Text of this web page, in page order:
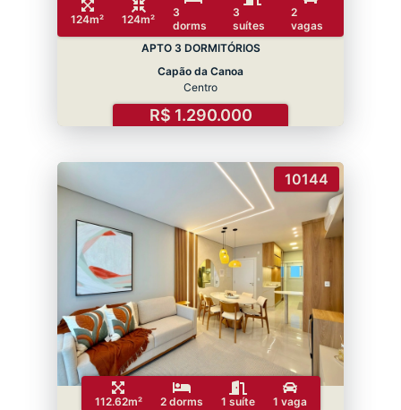
124m² 124m²
3
dorms
3
suítes
2
vagas
APTO 3 DORMITÓRIOS
Capão da Canoa
Centro
R$ 1.290.000
10144
112.62m² 2 dorms 1 suíte
1 vaga